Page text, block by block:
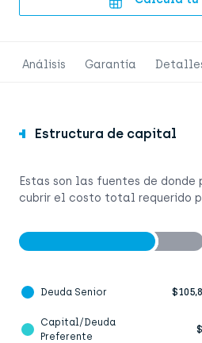
Análisis Garantía
Estructura de capital
Estas son las fuentes de
cubrir el costo total requerido
Deuda Senior
Capital/Deuda
Preferente